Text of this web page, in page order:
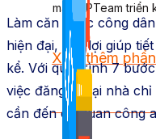
mà ATPTeam triển
Xem thêm
Xem thêm
Làm căn cước công
hiện đại, tiện lợi giúp
kể. Với quy trình 7
việc đăng ký tại nhà
cần đến cơ quan công